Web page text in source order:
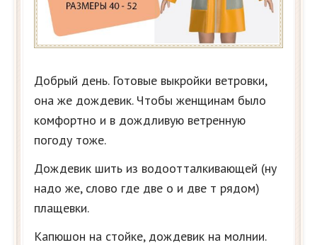
Добрый день. Готовые выкройки ветровки,
она же дождевик. Чтобы женщинам было
комфортно и в дождливую ветренную
погоду тоже.
Дождевик шить из водоотталкивающей (ну
надо же, слово где две о и две т рядом)
плащевки.
Капюшон на стойке, дождевик на молнии.